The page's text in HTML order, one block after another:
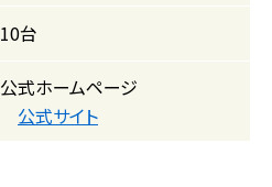
10台
公式ホームページ
公式サイト